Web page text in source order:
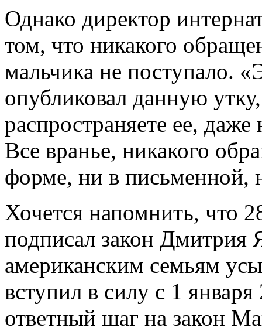
Однако директор
том, что никакого
мальчика не поступало.
опубликовал данную
распространяете ее,
Все вранье, никакого
форме, ни в письменной,
Хочется напомнить, что
подписал закон Дмитрия
американским семьям
вступил в силу с 1
ответный шаг на закон